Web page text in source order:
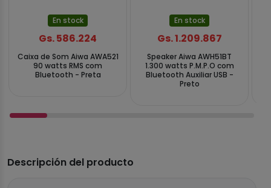
En stock
Gs. 586.224
Caixa de Som Aiwa AWA521
90 watts RMS com
Bluetooth - Preta
En stock
Gs. 1.209.867
Speaker Aiwa AWH51BT
1.300 watts P.M.P.O com
Bluetooth Auxiliar USB -
Preto
Descripción del producto